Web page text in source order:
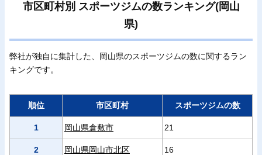
市区町村別 スポーツジムの数ランキング(岡山
県)
弊社が独自に集計した、岡山県のスポーツジムの数に関するラン
キングです。
順位 市区町村 スポーツジムの数
1 岡山県倉敷市 21
2 岡山県岡山市北区 16